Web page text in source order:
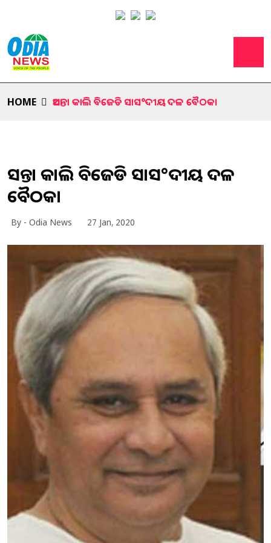
HOME ଆସନ୍ତା କାଲି ବିଜେଡି ସାସ°ଦୀୟ ଦଳ ବୈଠକ।
ଆସନ୍ତା କାଲି ବିଜେଡି ସାସ°ଦୀୟ ଦଳ
ବୈଠକ।
By - Odia News 27 Jan, 2020